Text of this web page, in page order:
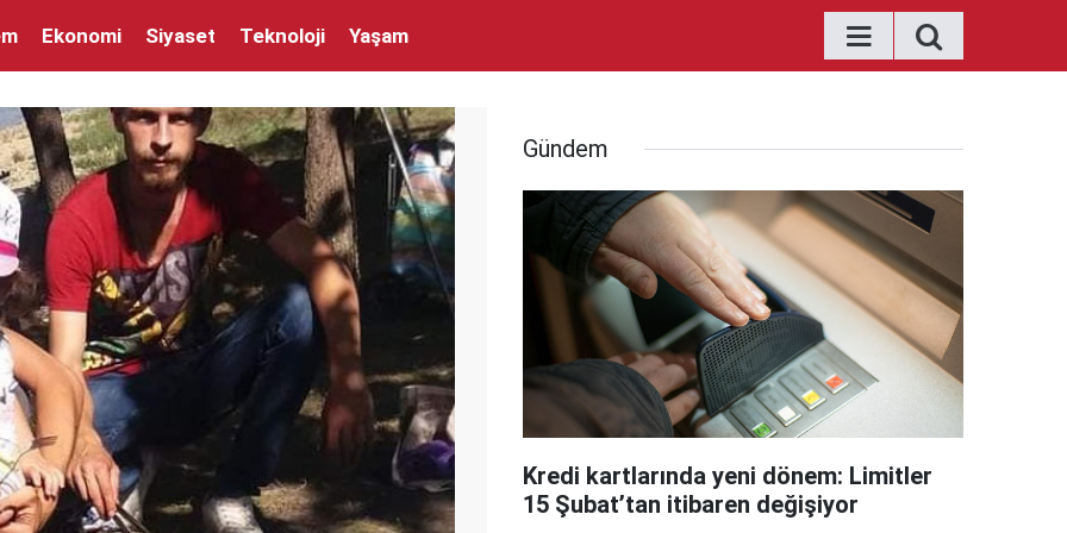
Ekonomi Siyaset Teknoloji Yaşam
Gündem
Kredi kartlarında yeni dönem: Limitler
15 Şubat’tan itibaren değişiyor